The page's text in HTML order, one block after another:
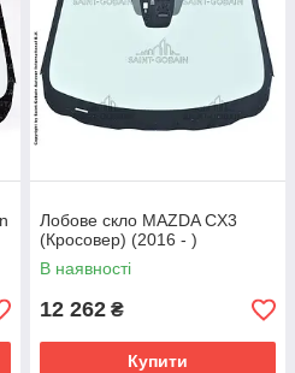
Лобове скло MAZDA CX3
(Кросовер) (2016 - )
В наявності
12 262 ₴
Купити